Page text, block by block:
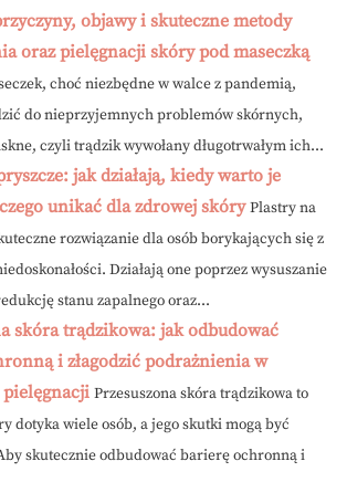
objawy i skuteczne metody
oraz pielęgnacji skóry pod maseczką
choć niezbędne w walce z pandemią,
do nieprzyjemnych problemów skórnych,
czyli trądzik wywołany długotrwałym ich...
jak działają, kiedy warto je
unikać dla zdrowej skóry Plastry na
rozwiązanie dla osób borykających się z
Działają one poprzez wysuszanie
stanu zapalnego oraz...
skóra trądzikowa: jak odbudować
i złagodzić podrażnienia w
Przesuszona skóra trądzikowa to
dotyka wiele osób, a jego skutki mogą być
skutecznie odbudować barierę ochronną i